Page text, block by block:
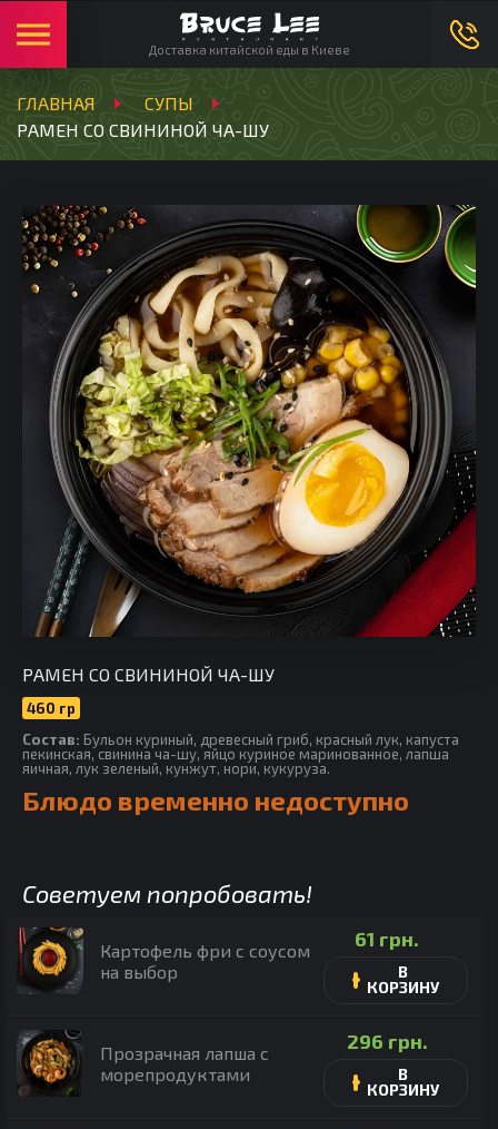
Ми в соцмережах:
Доставка китайской еды в Киеве
ГЛАВНАЯ
СУПЫ
РАМЕН СО СВИНИНОЙ ЧА-ШУ
РАМЕН СО СВИНИНОЙ ЧА-ШУ
460 гр
Cостав: Бульон куриный, древесный гриб, красный лук, капуста
пекинская, свинина ча-шу, яйцо куриное маринованное, лапша
яичная, лук зеленый, кунжут, нори, кукуруза.
Блюдо временно недоступно
Советуем попробовать!
Картофель фри с соусом
на выбор
61 грн.
В
КОРЗИНУ
Прозрачная лапша с
морепродуктами
296 грн.
В
КОРЗИНУ